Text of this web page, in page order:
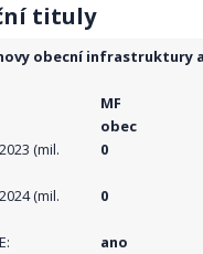
tituly
obecní infrastruktury
MF
obec
(mil.
0
(mil.
0
ano